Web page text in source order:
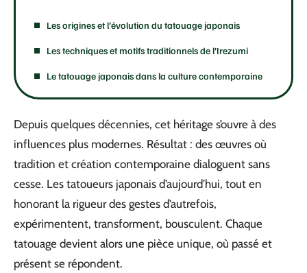
Les origines et l’évolution du tatouage japonais
Les techniques et motifs traditionnels de l’Irezumi
Le tatouage japonais dans la culture contemporaine
Depuis quelques décennies, cet héritage s’ouvre à des
influences plus modernes. Résultat : des œuvres où
tradition et création contemporaine dialoguent sans
cesse. Les tatoueurs japonais d’aujourd’hui, tout en
honorant la rigueur des gestes d’autrefois,
expérimentent, transforment, bousculent. Chaque
tatouage devient alors une pièce unique, où passé et
présent se répondent.